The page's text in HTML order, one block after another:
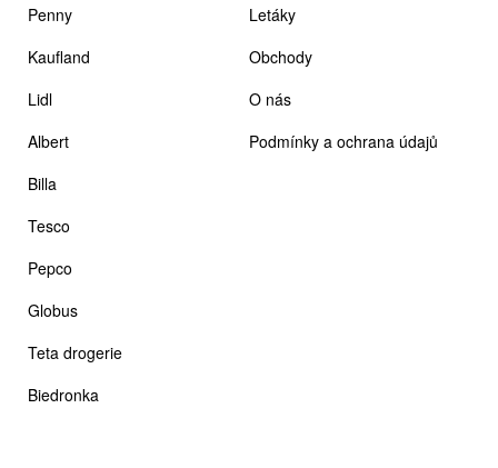
Penny
Kaufland
Lidl
Albert
Billa
Tesco
Pepco
Globus
Teta drogerie
Biedronka
Letáky
Obchody
O nás
Podmínky a ochrana údajů